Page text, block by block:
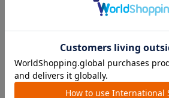
出産準備の参考に。実際に使
ギフト
CHECKED